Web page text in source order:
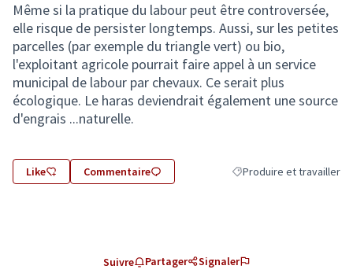
Même si la pratique du labour peut être controversée,
elle risque de persister longtemps. Aussi, sur les petites
parcelles (par exemple du triangle vert) ou bio,
l'exploitant agricole pourrait faire appel à un service
municipal de labour par chevaux. Ce serait plus
écologique. Le haras deviendrait également une source
d'engrais ...naturelle.
Like Commentaire Filtrer les résultats de la
Produire et travailler
Suivre Partager Signaler